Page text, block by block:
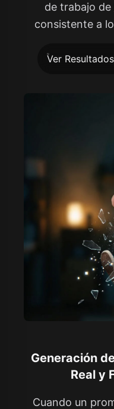
de trabajo de
consistente a
Ver
Generación
Real y
Cuando un